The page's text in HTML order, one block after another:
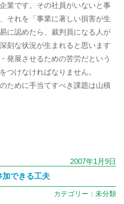
業です。その社員がいないと事
それを「事業に著しい損害が生
に認めたら、裁判員になる人が
刻な状況が生まれると思います
発展させるための苦労だという
つけなければなりません。
ために手当てすべき課題は山積
2007年1月9日
加できる工夫
カテゴリー： 未分類